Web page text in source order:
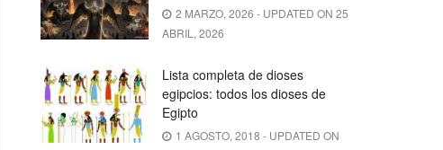
2 MARZO, 2026 - UPDATED ON 25
ABRIL, 2026
Lista completa de dioses
egipcios: todos los dioses de
Egipto
1 AGOSTO, 2018 - UPDATED ON